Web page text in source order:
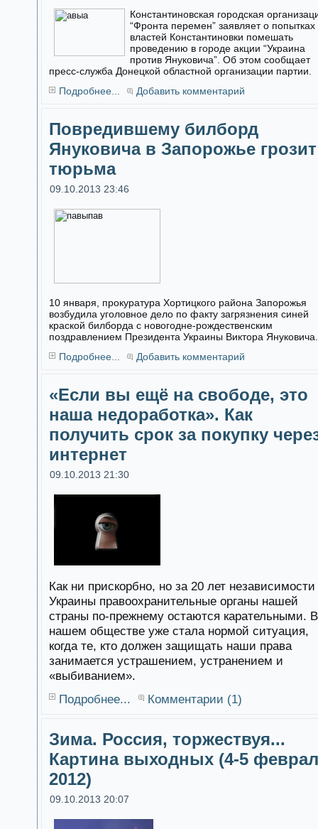
Константиновская городская
“Фронта перемен” заявляет о попытках
властей Константиновки помешать
проведению в городе акции “Украина
против Януковича”. Об этом сообщает
пресс-служба Донецкой областной организации партии.
Подробнее...
Добавить комментарий
Повредившему билборд
Януковича в Запорожье грозит
тюрьма
09.10.2013 23:46
10 января, прокуратура Хортицкого района Запорожья
возбудила уголовное дело по факту загрязнения синей
краской билборда с новогодне-рождественским
поздравлением Президента Украины Виктора Януковича.
Подробнее...
Добавить комментарий
«Если вы ещё на свободе, это
наша недоработка». Как
получить срок за покупку
интернет
09.10.2013 21:30
Как ни прискорбно, но за 20 лет независимости
Украины правоохранительные органы нашей
страны по-прежнему остаются карательными. В
нашем обществе уже стала нормой ситуация,
когда те, кто должен защищать наши права
занимается устрашением, устранением и
«выбиванием».
Подробнее...
Комментарии (1)
Зима. Россия, торжествуя...
Картина выходных (4-5
2012)
09.10.2013 20:07